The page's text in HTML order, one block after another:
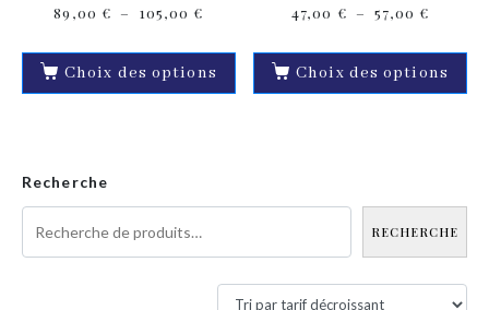
89,00 € – 105,00 €
Choix des options
47,00 € – 57,00 €
Choix des options
Recherche
RECHERCHE